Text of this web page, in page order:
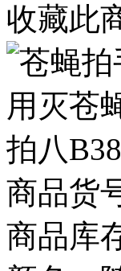
收藏此
商品货
商品库